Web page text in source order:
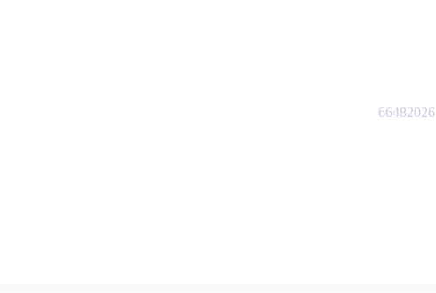
66482026